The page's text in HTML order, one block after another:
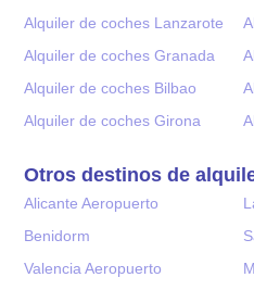
Alquiler de coches Lanzarote
Alquiler de coches Granada
Alquiler de coches Bilbao
Alquiler de coches Girona
Otros destinos de
Alicante Aeropuerto
Benidorm
Valencia Aeropuerto